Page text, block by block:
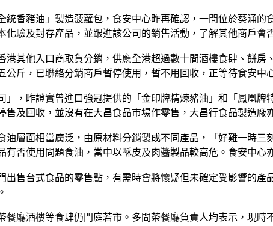
香豬油」製造菠蘿包，食安中心昨再確認，一間位於葵涌
驗及封存產品，並跟進該公司的銷售活動，了解其他商戶會
港其他入口商取貨分銷，供應全港超過數十間酒樓食肆、餅
斤，已聯絡分銷商戶暫停使用，暫不用回收，正等待食安中
，昨證實曾進口強冠提供的「金印牌精煉豬油」和「鳳凰
及回收，並沒有在大昌食品市場作零售，大昌行食品製造廠
油層面相當廣泛，由原材料分銷製成不同產品，「好難一時
否使用問題食油，當中以酥皮及肉醬製品較高危。食安中心
出售台式食品的零售點，有需時會將懷疑但未確定受影響的
餐廳酒樓等食肆仍門庭若市。多間茶餐廳負責人均表示，現